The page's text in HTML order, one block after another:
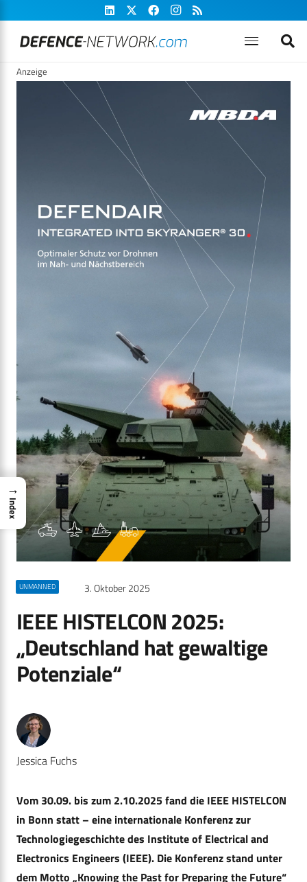
Anzeige
UNMANNED 3. Oktober 2025
IEEE HISTELCON 2025:
„Deutschland hat gewaltige
Potenziale“
Jessica Fuchs
Vom 30.09. bis zum 2.10.2025 fand die IEEE HISTELCON
in Bonn statt – eine internationale Konferenz zur
Technologiegeschichte des Institute of Electrical and
Electronics Engineers (IEEE). Die Konferenz stand unter
dem Motto „Knowing the Past for Preparing the Future“
→
Index